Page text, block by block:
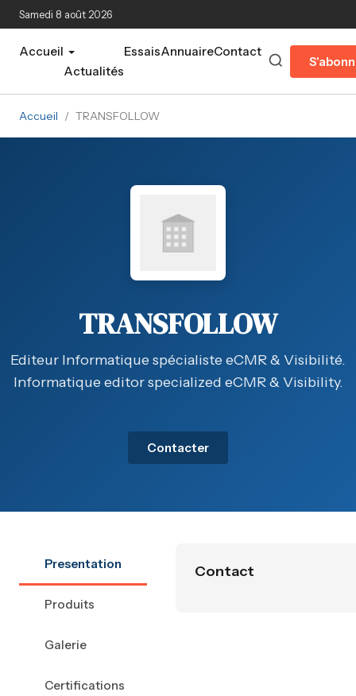
Aller au contenu principal
Samedi 8 août 2026
Accueil
Actualités
EssaisAnnuaireContact
Accueil / TRANSFOLLOW
TRANSFOLLOW
Editeur Informatique spécialiste eCMR & Visibilité.
Informatique editor specialized eCMR & Visibility.
Contacter
Presentation
Produits
Galerie
Certifications
Contact